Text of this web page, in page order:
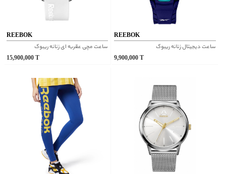
REEBOK
ساعت مچی عقربه ای زنانه ریبوک
15,900,000
REEBOK
ساعت دیجیتال زنانه ریبوک
9,900,000